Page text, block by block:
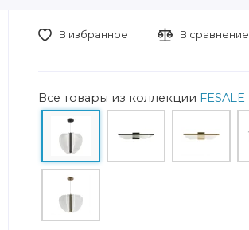
В избранное В сравнение
Все товары из коллекции FESALE